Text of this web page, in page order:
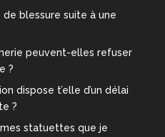
blessure suite à une
peuvent-elles refuser
?
dispose t’elle d’un délai
?
statuettes que je